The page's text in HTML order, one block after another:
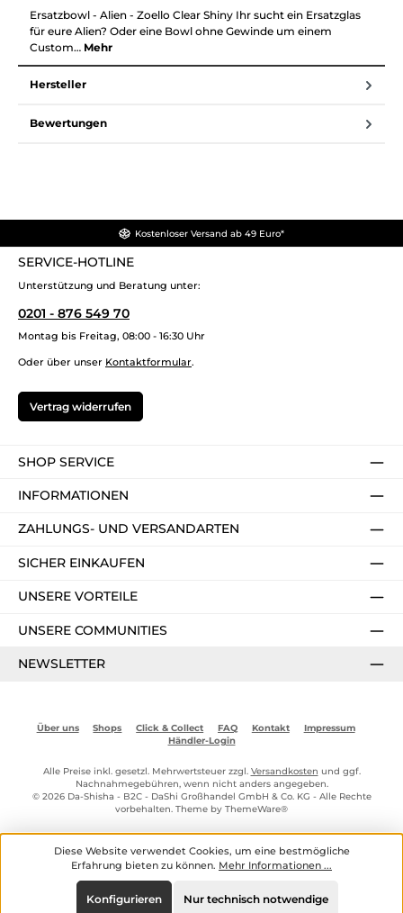
Ersatzbowl - Alien - Zoello Clear Shiny Ihr sucht ein Ersatzglas
für eure Alien? Oder eine Bowl ohne Gewinde um einem
Custom… Mehr
Hersteller
Bewertungen
Kostenloser Versand ab 49 Euro*
SERVICE-HOTLINE
Unterstützung und Beratung unter:
0201 - 876 549 70
Montag bis Freitag, 08:00 - 16:30 Uhr
Oder über unser Kontaktformular.
Vertrag widerrufen
SHOP SERVICE
INFORMATIONEN
ZAHLUNGS- UND VERSANDARTEN
SICHER EINKAUFEN
UNSERE VORTEILE
UNSERE COMMUNITIES
NEWSLETTER
Über uns Shops Click & Collect FAQ Kontakt
Impressum
Händler-Login
Alle Preise inkl. gesetzl. Mehrwertsteuer zzgl. Versandkosten und ggf.
Nachnahmegebühren, wenn nicht anders angegeben.
© 2026 Da-Shisha - B2C - DaShi Großhandel GmbH & Co. KG - Alle Rechte
vorbehalten. Theme by ThemeWare®
Diese Website verwendet Cookies, um eine bestmögliche
Erfahrung bieten zu können. Mehr Informationen ...
Nur technisch notwendige
Konfigurieren